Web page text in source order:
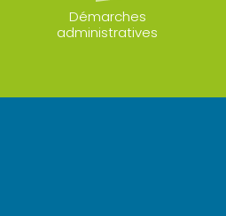
Démarches
administratives